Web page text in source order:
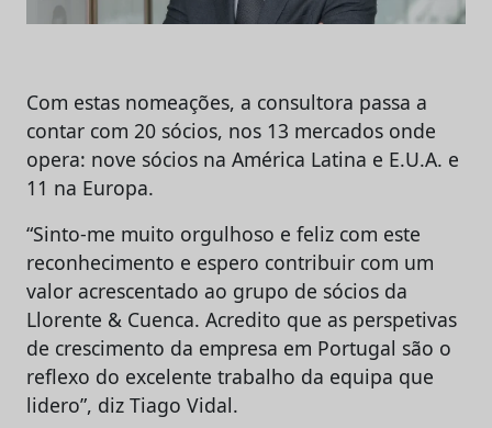
Com estas nomeações, a consultora passa a
contar com 20 sócios, nos 13 mercados onde
opera: nove sócios na América Latina e E.U.A. e
11 na Europa.
“Sinto-me muito orgulhoso e feliz com este
reconhecimento e espero contribuir com um
valor acrescentado ao grupo de sócios da
Llorente & Cuenca. Acredito que as perspetivas
de crescimento da empresa em Portugal são o
reflexo do excelente trabalho da equipa que
lidero”, diz Tiago Vidal.